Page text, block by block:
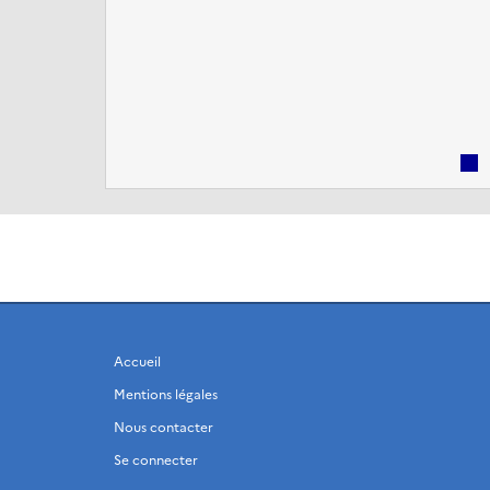
Accueil
Mentions légales
Nous contacter
Se connecter